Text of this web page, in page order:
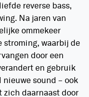
reverse bass,
Na jaren van
ommekeer
stroming, waarbij de
door een
en gebruik
sound – ook
zich daarnaast door